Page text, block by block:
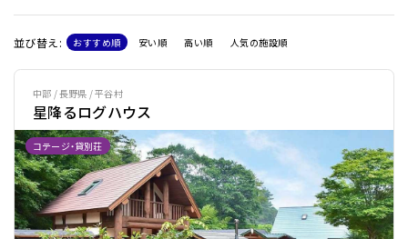
並び替え: おすすめ順 安い順 高い順 人気の施設順
コテージ・貸別荘
中部 / 長野県 / 平谷村
星降るログハウス